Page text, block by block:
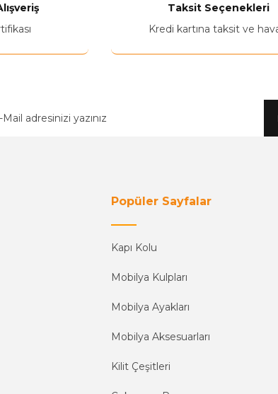
Taksit Seçenekleri
Kredi kartına taksit ve
Popüler Sayfalar
Kapı Kolu
Mobilya Kulpları
Mobilya Ayakları
Mobilya Aksesuarları
Kilit Çeşitleri